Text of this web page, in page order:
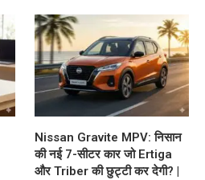
Nissan Gravite MPV: निसान
की नई 7-सीटर कार जो Ertiga
और Triber की छुट्टी कर देगी? |